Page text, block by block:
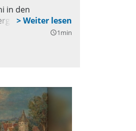
in den
zu sehen.
query_builder1min